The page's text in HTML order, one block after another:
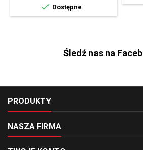
 Dostępne
Śledź nas na
PRODUKTY
NASZA FIRMA